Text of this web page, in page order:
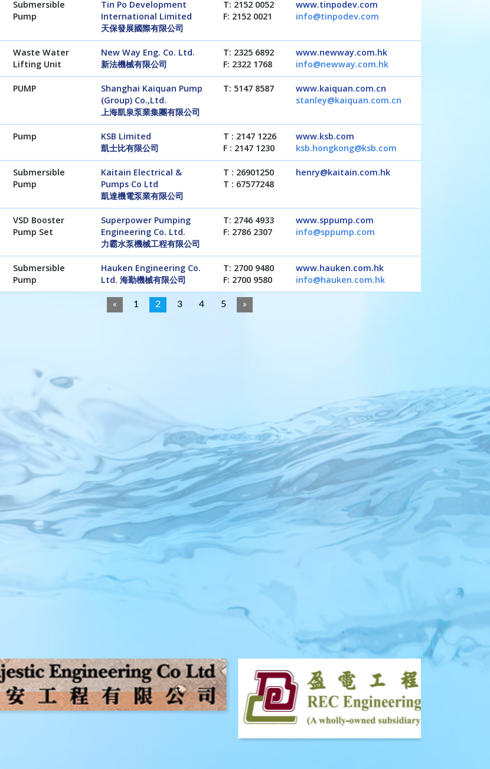
Submersible
Pump
Tin Po Development
International Limited
天保發展國際有限公司
T: 2152 0052
F: 2152 0021
www.tinpodev.com
info@tinpodev.com
Waste Water
Lifting Unit
New Way Eng. Co. Ltd.
新法機械有限公司
T: 2325 6892
F: 2322 1768
www.newway.com.hk
info@newway.com.hk
PUMP
Shanghai Kaiquan Pump
(Group) Co.,Ltd.
上海凱泉泵業集團有限公司
T: 5147 8587
www.kaiquan.com.cn
stanley@kaiquan.com.cn
Pump
KSB Limited
凱士比有限公司
T : 2147 1226
F : 2147 1230
www.ksb.com
ksb.hongkong@ksb.com
Submersible
Pump
Kaitain Electrical &
Pumps Co Ltd
凱達機電泵業有限公司
T : 26901250
T : 67577248
henry@kaitain.com.hk
VSD Booster
Pump Set
Superpower Pumping
Engineering Co. Ltd.
力霸水泵機械工程有限公司
T: 2746 4933
F: 2786 2307
www.sppump.com
info@sppump.com
Submersible
Pump
Hauken Engineering Co.
Ltd. 海勤機械有限公司
T: 2700 9480
F: 2700 9580
www.hauken.com.hk
info@hauken.com.hk
« 1 2 3 4 5 »